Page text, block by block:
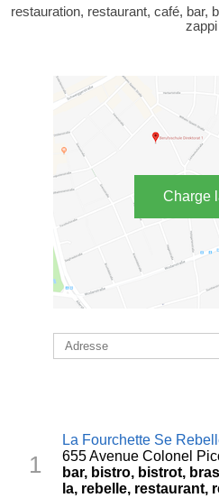
restauration, restaurant, café, bar,
zappi
Charge
1
La Fourchette Se
655 Avenue Colonel
bar, bistro, bistrot,
la, rebelle, restaurant,